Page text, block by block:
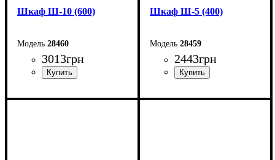
Шкаф Ш-10 (600)
28460
3013грн
Ширина: 60 см
Шкаф Ш-5 (400)
28459
2443грн
Ширина: 40 см